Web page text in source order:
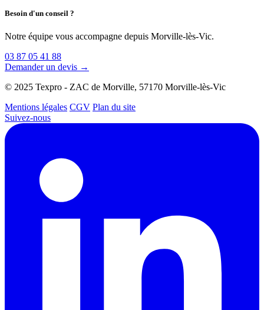
Besoin d'un conseil ?
Notre équipe vous accompagne depuis Morville-lès-Vic.
03 87 05 41 88
Demander un devis →
© 2025 Texpro - ZAC de Morville, 57170 Morville-lès-Vic
Mentions légales CGV Plan du site
Suivez-nous